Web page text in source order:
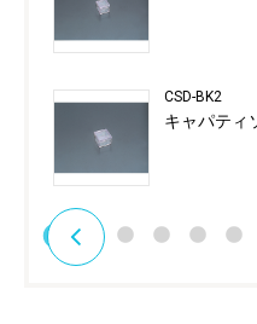
CSD-BK2
キャパテ